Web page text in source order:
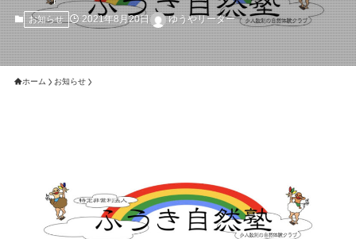
お知らせ 2021年8月20日 ゆうやリーダー
ホーム お知らせ